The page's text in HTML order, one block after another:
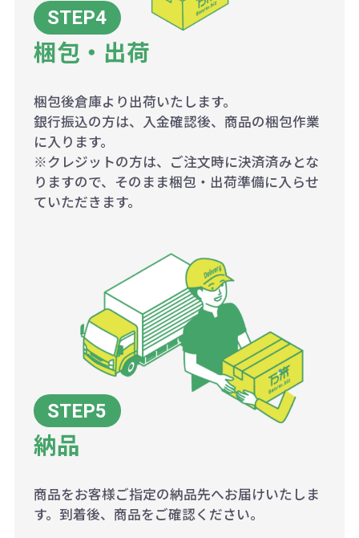
梱包・出荷
梱包後倉庫より出荷いたします。
銀行振込の方は、入金確認後、商品の梱包作業
に入ります。
※クレジットの方は、ご注文時に決済済みとな
りますので、そのまま梱包・出荷準備に入らせ
ていただきます。
納品
商品をお客様ご指定の納品先へお届けいたしま
す。到着後、商品をご確認ください。